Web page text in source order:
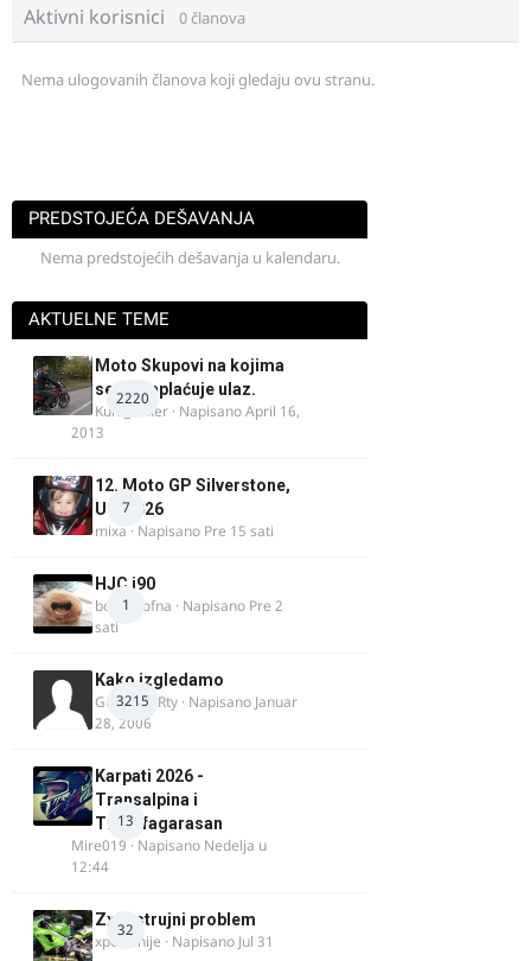
Aktivni korisnici 0 članova
Nema ulogovanih članova koji gledaju ovu stranu.
PREDSTOJEĆA DEŠAVANJA
Nema predstojećih dešavanja u kalendaru.
AKTUELNE TEME
2220
Moto Skupovi na kojima
se ne naplaćuje ulaz.
Kum_Mixer · NapisanoApril 16,
2013
7
12. Moto GP Silverstone,
UK, 2026
mixa · Napisano Pre 15 sati
1
HJC i90
bobi_krofna · Napisano Pre 2
sati
3215
Kako izgledamo
Guest diRRty · Napisano Januar
28, 2006
13
Karpati 2026 -
Transalpina i
Transfagarasan
Mire019 · Napisano Nedelja u
12:44
32
Zx9r strujni problem
xpetronije · Napisano Jul 31